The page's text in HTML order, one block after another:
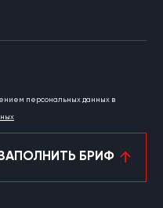
персональных данных в
БРИФ